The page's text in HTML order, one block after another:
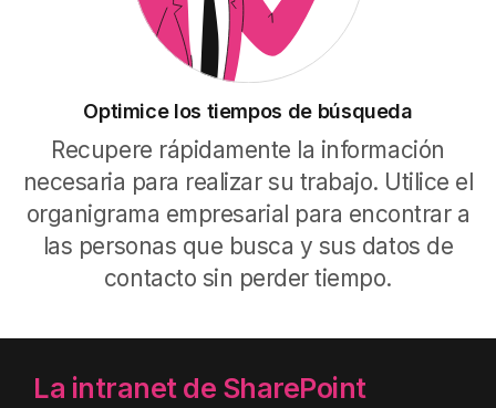
Optimice los tiempos de búsqueda
Recupere rápidamente la información
necesaria para realizar su trabajo. Utilice el
organigrama empresarial para encontrar a
las personas que busca y sus datos de
contacto sin perder tiempo.
La intranet de SharePoint